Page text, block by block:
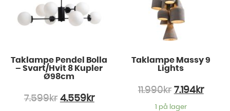
Taklampe Pendel Bolla
– Svart/Hvit 8 Kupler
Ø98cm
7.599kr 4.559kr
Taklampe Massy 9
Lights
11.990kr 7.194kr
1 på lager